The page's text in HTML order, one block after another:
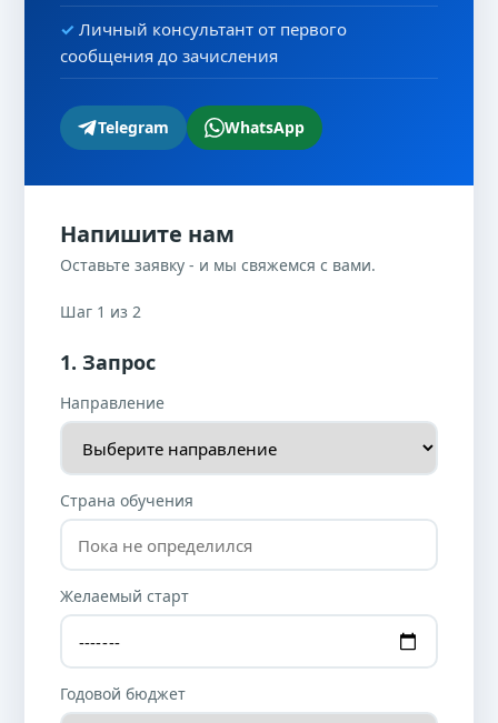
Личный консультант от первого
сообщения до зачисления
Telegram WhatsApp
Напишите нам
Оставьте заявку - и мы свяжемся с вами.
Шаг 1 из 2
1. Запрос
Направление
Страна обучения
Желаемый старт
Годовой бюджет